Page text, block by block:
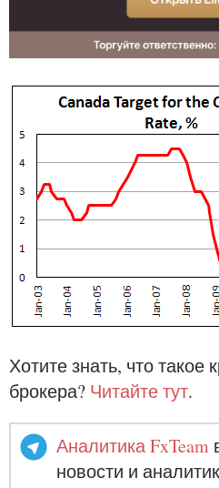
Хотите знать, что такое
брокера? Читайте тут.
Аналитика FxTeam
новости и